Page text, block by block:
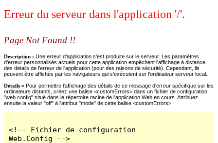
Erreur du serveur dans l'application '/'.
Page Not Found !!
Description : Une erreur d'application s'est produite sur le serveur. Les paramètres
d'erreur personnalisés actuels pour cette application empêchent l'affichage à distance
des détails de l'erreur de l'application (pour des raisons de sécurité). Cependant, ils
peuvent être affichés par les navigateurs qui s'exécutent sur l'ordinateur serveur local.
Détails = Pour permettre l'affichage des détails de ce message d'erreur spécifique sur les
ordinateurs distants, créez une balise <customErrors> dans un fichier de configuration
"web.config" situé dans le répertoire racine de l'application Web en cours. Attribuez
ensuite la valeur "off" à l'attribut "mode" de cette balise <customErrors>.
<!-- Fichier de configuration
Web.Config -->